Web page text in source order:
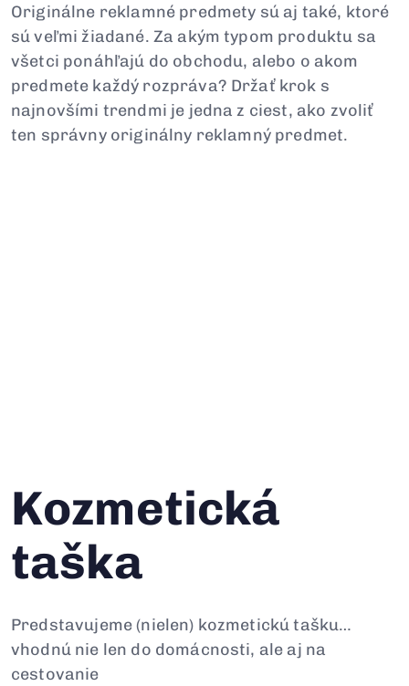
Originálne reklamné predmety sú aj také, ktoré
sú veľmi žiadané. Za akým typom produktu sa
všetci ponáhľajú do obchodu, alebo o akom
predmete každý rozpráva? Držať krok s
najnovšími trendmi je jedna z ciest, ako zvoliť
ten správny originálny reklamný predmet.
Kozmetická
taška
Predstavujeme (nielen) kozmetickú tašku…
vhodnú nie len do domácnosti, ale aj na
cestovanie